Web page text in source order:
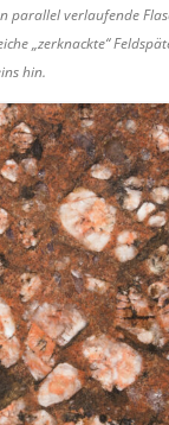
parallel verlaufende
„zerknackte“
hin.